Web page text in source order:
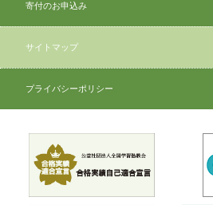
寄付のお申込み
サイトマップ
プライバシーポリシー